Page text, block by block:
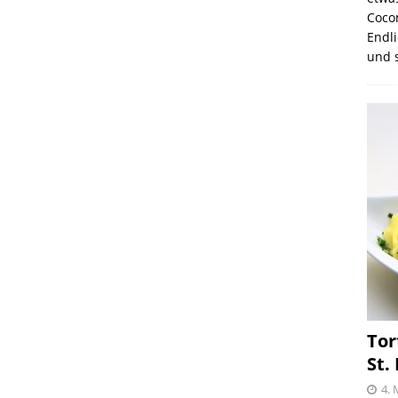
und
St.
4.